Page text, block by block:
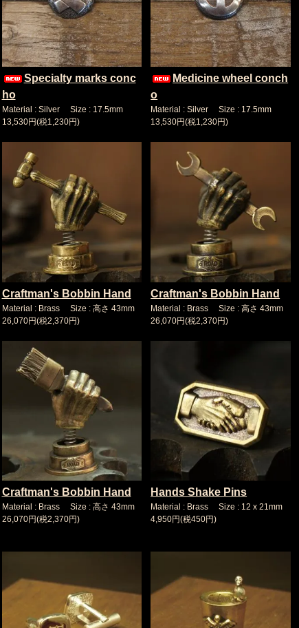
Specialty marks conc
ho
Material : Silver Size : 17.5mm
13,530円(税1,230円)
Medicine wheel conch
o
Material : Silver Size : 17.5mm
13,530円(税1,230円)
Craftman's Bobbin Hand
Material : Brass Size : 高さ 43mm
26,070円(税2,370円)
Craftman's Bobbin Hand
Material : Brass Size : 高さ 43mm
26,070円(税2,370円)
Craftman's Bobbin Hand
Material : Brass Size : 高さ 43mm
26,070円(税2,370円)
Hands Shake Pins
Material : Brass Size : 12 x 21mm
4,950円(税450円)